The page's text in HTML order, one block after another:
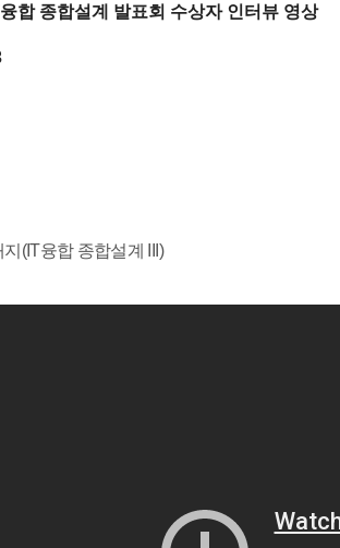
합 종합설계 발표회 수상자 인터뷰 영상
(IT융합 종합설계 III)